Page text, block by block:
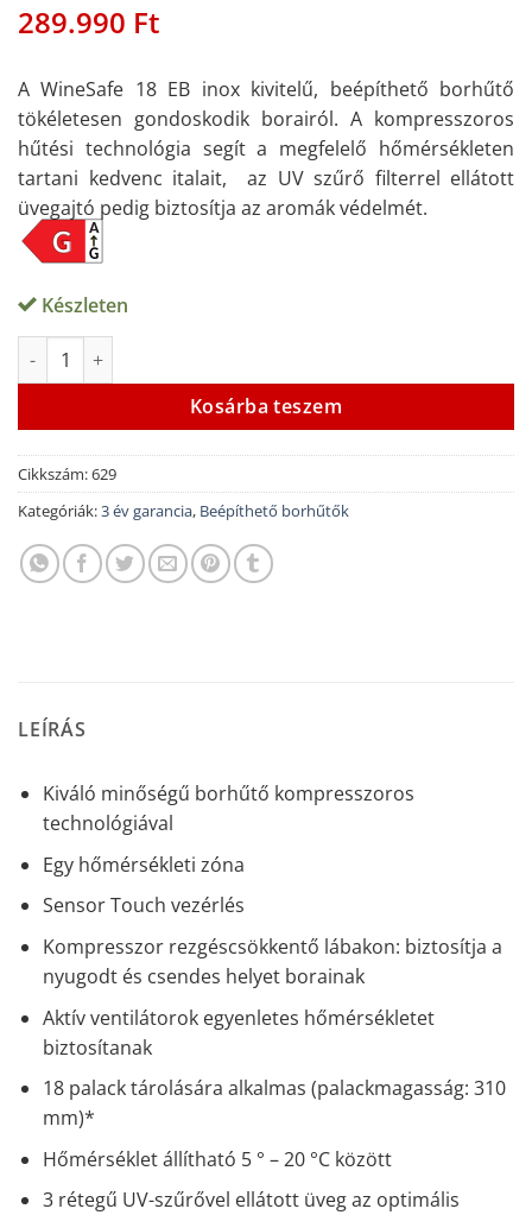
Értékelés5
az 5-ből,
1
289.990 Ft
A WineSafe 18 EB inox kivitelű, beépíthető borhűtő
tökéletesen gondoskodik borairól. A kompresszoros
hűtési technológia segít a megfelelő hőmérsékleten
tartani kedvenc italait, az UV szűrő filterrel ellátott
üvegajtó pedig biztosítja az aromák védelmét.
Készleten
CASO Winesafe 18 EB inox beépíthető borhűtő mennyiség
Kosárba teszem
Alternative:
Cikkszám:629
Kategóriák:3 év garancia, Beépíthető borhűtők
LEÍRÁS
Kiváló minőségű borhűtő kompresszoros
technológiával
Egy hőmérsékleti zóna
Sensor Touch vezérlés
Kompresszor rezgéscsökkentő lábakon: biztosítja a
nyugodt és csendes helyet borainak
Aktív ventilátorok egyenletes hőmérsékletet
biztosítanak
18 palack tárolására alkalmas (palackmagasság: 310
mm)*
Hőmérséklet állítható 5 ° – 20 °C között
3 rétegű UV-szűrővel ellátott üveg az optimális